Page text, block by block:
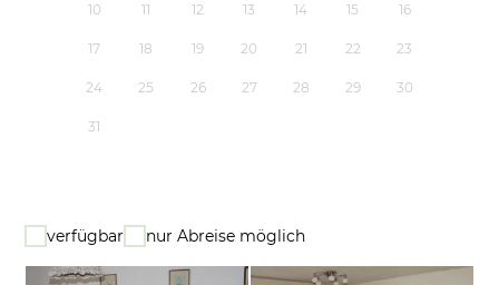
10 11 12 13 14 15 16
17 18 19 20 21 22 23
24 25 26 27 28 29 30
31
verfügbar nur Abreise möglich